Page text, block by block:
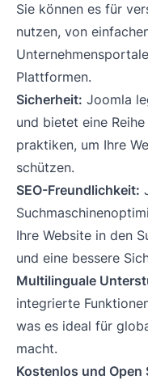
Sie können es für
nutzen, von
Plattformen.
Sicherheit: Joomla
und bietet eine
praktiken, um Ihre
schützen.
SEO-Freundlichkeit:
Ihre Website in den
und eine bessere
Multilinguale
integrierte
was es ideal für
macht.
Kostenlos und Open